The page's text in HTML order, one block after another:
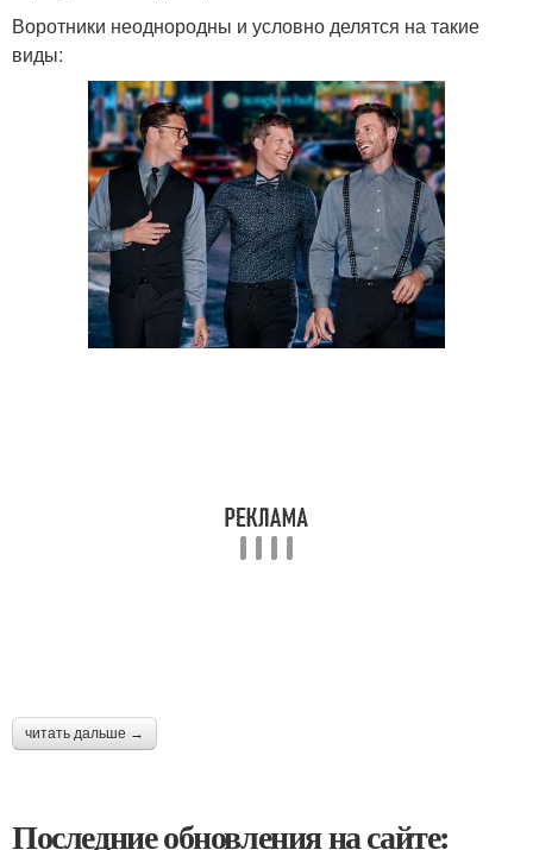
Воротники неоднородны и условно делятся на такие
виды:
читать дальше →
Последние обновления на сайте: